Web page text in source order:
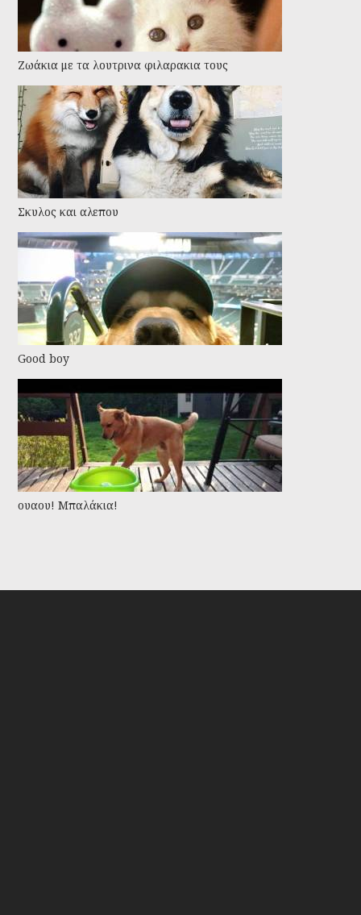
Ζωάκια με τα λουτρινα φιλαρακια τους
Σκυλος και αλεπου
Good boy
ουαου! Μπαλάκια!